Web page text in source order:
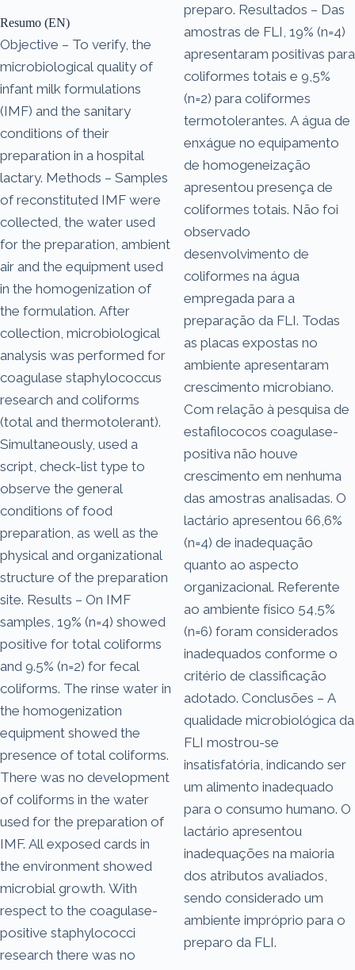
Resumo (EN)
Objective – To verify, the
microbiological quality of
infant milk formulations
(IMF) and the sanitary
conditions of their
preparation in a hospital
lactary. Methods – Samples
of reconstituted IMF were
collected, the water used
for the preparation, ambient
air and the equipment used
in the homogenization of
the formulation. After
collection, microbiological
analysis was performed for
coagulase staphylococcus
research and coliforms
(total and thermotolerant).
Simultaneously, used a
script, check-list type to
observe the general
conditions of food
preparation, as well as the
physical and organizational
structure of the preparation
site. Results – On IMF
samples, 19% (n=4) showed
positive for total coliforms
and 9.5% (n=2) for fecal
coliforms. The rinse water in
the homogenization
equipment showed the
presence of total coliforms.
There was no development
of coliforms in the water
used for the preparation of
IMF. All exposed cards in
the environment showed
microbial growth. With
respect to the coagulase-
positive staphylococci
research there was no
preparo. Resultados – Das
amostras de FLI, 19% (n=4)
apresentaram positivas para
coliformes totais e 9,5%
(n=2) para coliformes
termotolerantes. A água de
enxágue no equipamento
de homogeneização
apresentou presença de
coliformes totais. Não foi
observado
desenvolvimento de
coliformes na água
empregada para a
preparação da FLI. Todas
as placas expostas no
ambiente apresentaram
crescimento microbiano.
Com relação à pesquisa de
estafilococos coagulase-
positiva não houve
crescimento em nenhuma
das amostras analisadas. O
lactário apresentou 66,6%
(n=4) de inadequação
quanto ao aspecto
organizacional. Referente
ao ambiente físico 54,5%
(n=6) foram considerados
inadequados conforme o
critério de classificação
adotado. Conclusões – A
qualidade microbiológica da
FLI mostrou-se
insatisfatória, indicando ser
um alimento inadequado
para o consumo humano. O
lactário apresentou
inadequações na maioria
dos atributos avaliados,
sendo considerado um
ambiente impróprio para o
preparo da FLI.